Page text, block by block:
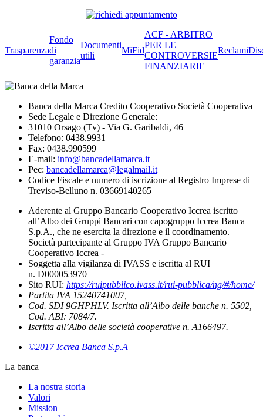
Trasparenza
Fondo
di
garanzia
Documenti
utili
MiFid
ACF - ARBITRO
PER LE
CONTROVERSIE
FINANZIARIE
Reclami
Banca della Marca Credito Cooperativo Società Cooperativa
Sede Legale e Direzione Generale:
31010 Orsago (Tv) - Via G. Garibaldi, 46
Telefono: 0438.9931
Fax: 0438.990599
E-mail: info@bancadellamarca.it
Pec: bancadellamarca@legalmail.it
Codice Fiscale e numero di iscrizione al Registro Imprese di
Treviso-Belluno n. 03669140265
Aderente al Gruppo Bancario Cooperativo Iccrea iscritto
all’Albo dei Gruppi Bancari con capogruppo Iccrea Banca
S.p.A., che ne esercita la direzione e il coordinamento.
Società partecipante al Gruppo IVA Gruppo Bancario
Cooperativo Iccrea -
Soggetta alla vigilanza di IVASS e iscritta al RUI
n. D000053970
Sito RUI: https://ruipubblico.ivass.it/rui-pubblica/ng/#/home/
Partita IVA 15240741007,
Cod. SDI 9GHPHLV. Iscritta all’Albo delle banche n. 5502,
Cod. ABI: 7084/7.
Iscritta all’Albo delle società cooperative n. A166497.
©2017 Iccrea Banca S.p.A
La banca
La nostra storia
Valori
Mission